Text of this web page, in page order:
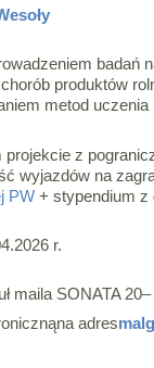
badań
produktów
metod uczenia
z
wyjazdów na
PW+ stypendium z
r.
maila SONATA
adres